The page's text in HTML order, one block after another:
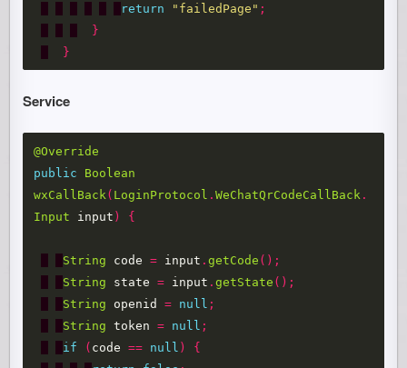
return
"failedPage" ;
}
}
Service
@Override
public
Boolean
wxCallBack ( LoginProtocol .WeChatQrCodeCallBack .
Input
input ) {
String code = input .getCode ();
String
state = input .getState ();
String
openid = null ;
String
token = null ;
if
( code == null )
{